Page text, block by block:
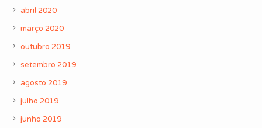
abril 2020
março 2020
outubro 2019
setembro 2019
agosto 2019
julho 2019
junho 2019